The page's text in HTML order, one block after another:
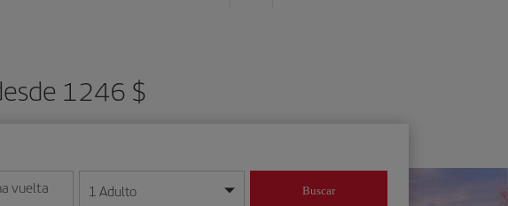
1246 $
mes/año
vuelta
la fecha en formato día/mes/año
1 Adulto Buscar